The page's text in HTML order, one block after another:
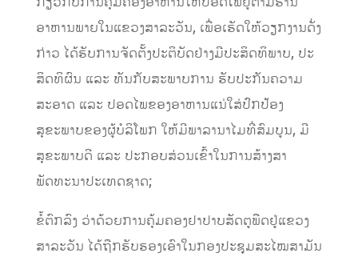
ອາຫານພາຍໃນແຂວງສາລະວັນ, ເພື່ອເຮັດໃຫ້ວຽກງານດັ່ງ
ກ່າວ ໄດ້ຮັບການຈັດຕັ້ງປະຕິບັດຢ່າງມີປະສິດທິພາບ, ປະ
ສິດທິຜົນ ແລະ ທັນກັບສະພາບການ ຮັບປະກັນຄວາມ
ສະອາດ ແລະ ປອດໄພຂອງອາຫານແນ່ໃສ່ປົກປ້ອງ
ສຸຂະພາບຂອງຜູ້ບໍລິໂພກ ໃຫ້ມີພາລານາໄມທີ່ສົມບູນ, ມີ
ສຸຂະພາບດີ ແລະ ປະກອບສ່ວນເຂົ້າໃນການສ້າງສາ
ພັດທະນາປະເທດຊາດ;
ຂໍ້ຕົກລົງ ວ່າດ້ວຍການຄຸ້ມຄອງຢາປາບສັດຕູພືດຢູ່ແຂວງ
ສາລະວັນ ໄດ້ຖືກຮັບຮອງເອົາໃນກອງປະຊຸມສະໄໝສາມັນ